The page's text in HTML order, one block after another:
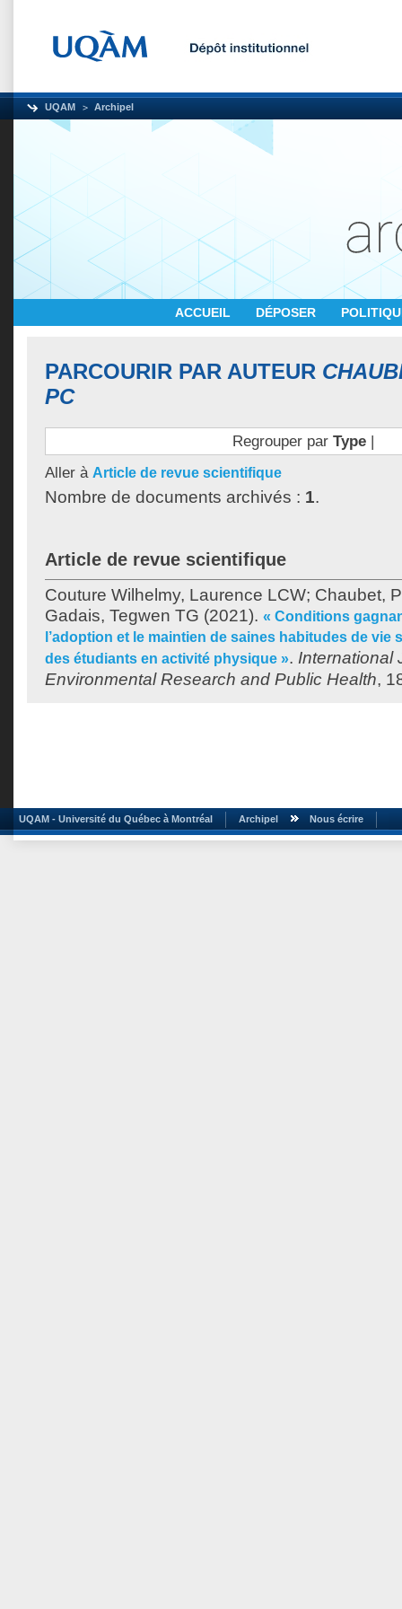
UQAM Archipel
ACCUEIL DÉPOSER
PARCOURIR PAR AUTEUR
PC
Regrouper par Type|
Aller à Article de revue scientifique
Nombre de documents archivés : 1.
Article de revue scientifique
Couture Wilhelmy, Laurence LCW; Chaubet,
Gadais, Tegwen TG (2021). « Conditions
l’adoption et le maintien de saines habitudes de vie
des étudiants en activité physique ». International
Environmental Research and Public Health,
UQAM - Université du Québec à Montréal Archipel Nous écrire